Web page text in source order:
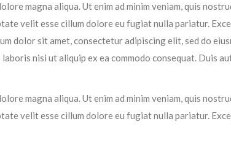
magna aliqua. Ut enim ad minim veniam, quis
velit esse cillum dolore eu fugiat nulla pariatur.
dolor sit amet, consectetur adipiscing elit, sed do
nisi ut aliquip ex ea commodo consequat. Duis
magna aliqua. Ut enim ad minim veniam, quis
velit esse cillum dolore eu fugiat nulla pariatur.